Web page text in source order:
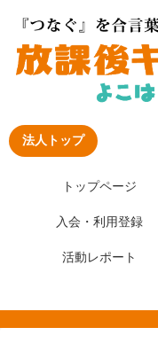
法人トップ
トップページ
入会・利用登録
活動レポート